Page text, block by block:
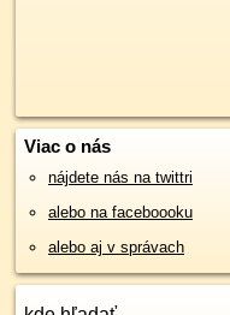
Viac o nás
nájdete nás na twittri
alebo na faceboooku
alebo aj v správach